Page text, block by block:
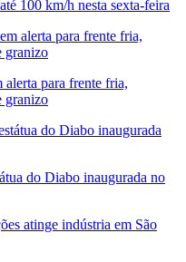
100 km/h nesta sexta-feira
para frente fria,
granizo
do Diabo inaugurada no